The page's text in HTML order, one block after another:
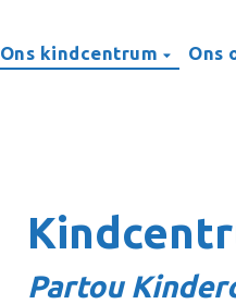
Ons kindcentrum Ons
Partou